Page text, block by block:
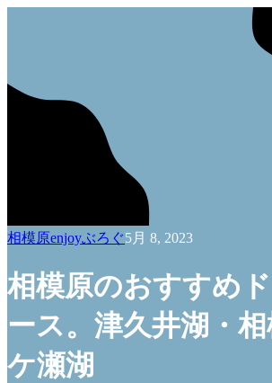
相模原enjoyぶろぐ5月 8, 2023
相模原のおすすめ
ース。津久井湖・
ケ瀬湖